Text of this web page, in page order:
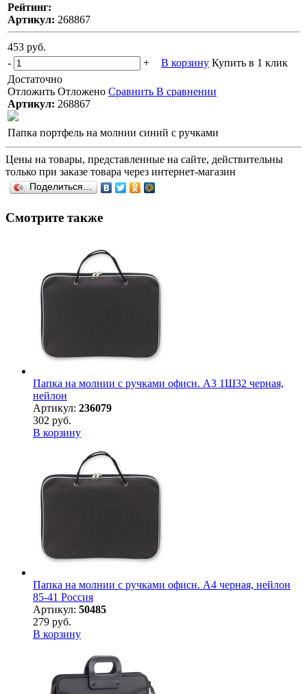
Рейтинг:
Артикул: 268867
453 руб.
-
+ В корзину Купить в 1 клик
Достаточно
Отложить Отложено Сравнить В сравнении
Артикул: 268867
Папка портфель на молнии синий с ручками
Цены на товары, представленные на сайте, действительны
только при заказе товара через интернет-магазин
Поделиться…
Смотрите также
Папка на молнии с ручками офисн. А3 1Ш32 черная,
нейлон
Артикул: 236079
302 руб.
В корзину
Папка на молнии с ручками офисн. А4 черная, нейлон
85-41 Россия
Артикул: 50485
279 руб.
В корзину